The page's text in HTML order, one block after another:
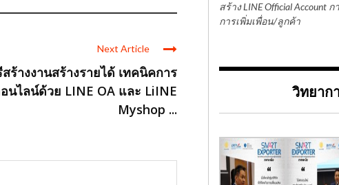
Next Article
ร้างงานสร้างรายได้ เทคนิคการ
นไลน์ด้วย LINE OA และ LiINE
Myshop ...
สร้าง LINE Official Account
การเพิ่มเพื่อน/ลูกค้า
วิทยาก